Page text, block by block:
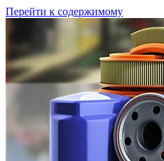
Перейти к содержимому